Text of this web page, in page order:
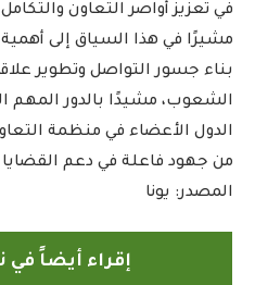
في تعزيز أواصر التعاون
مشيرًا في هذا السياق إلى أهمية
بناء جسور التواصل وتطوير
الشعوب، مشيدًا بالدور المهم
الدول الأعضاء في منظمة
من جهود فاعلة في دعم
المصدر: يونا
إقراء أيضاً